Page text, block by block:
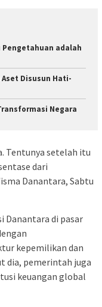
Pengetahuan adalah
Disusun Hati-
Negara
Tentunya setelah itu
dari
Danantara, Sabtu
Danantara di pasar
kepemilikan dan
dia, pemerintah juga
keuangan global